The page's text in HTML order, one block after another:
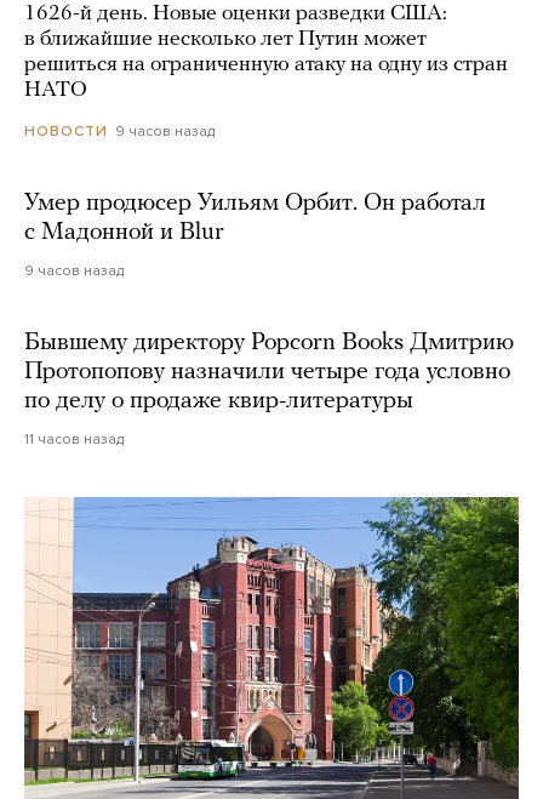
1626-й день. Новые оценки разведки США:
в ближайшие несколько лет Путин может
решиться на ограниченную атаку на одну из стран
НАТО
НОВОСТИ 9 часов назад
Умер продюсер Уильям Орбит. Он работал
с Мадонной и Blur
9 часов назад
Бывшему директору Popcorn Books Дмитрию
Протопопову назначили четыре года условно
по делу о продаже квир-литературы
11 часов назад